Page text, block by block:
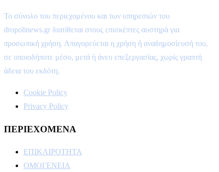
Το σύνολο του περιεχομένου και των υπηρεσιών του
dropolinews.gr διατίθεται στους επισκέπτες αυστηρά για
προσωπική χρήση. Απαγορεύεται η χρήση ή αναδημοσίευσή του,
σε οποιοδήποτε μέσο, μετά ή άνευ επεξεργασίας, χωρίς γραπτή
άδεια του εκδότη.
Cookie Policy
Privacy Policy
ΠΕΡΙΕΧΟΜΕΝΑ
ΕΠΙΚΑΙΡΟΤΗΤΑ
ΟΜΟΓΕΝΕΙΑ